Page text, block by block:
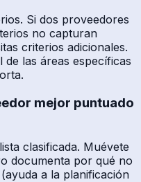
Si dos proveedores
no capturan
criterios adicionales.
de las áreas específicas
mejor puntuado
clasificada. Muévete
documenta por qué no
a la planificación